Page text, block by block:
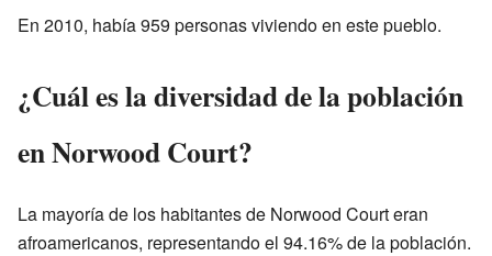
En 2010, había 959 personas viviendo en este pueblo.
¿Cuál es la diversidad de la población
en Norwood Court?
La mayoría de los habitantes de Norwood Court eran
afroamericanos, representando el 94.16% de la población.